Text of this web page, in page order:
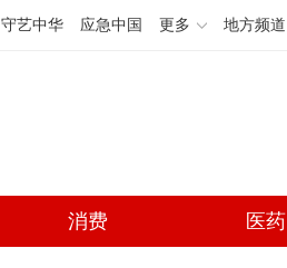
守艺中华 应急中国 更多 地方频道
消费 医药